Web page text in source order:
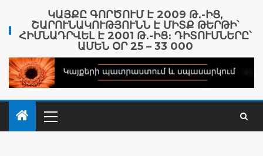
ԿԱՅՔԸ ԳՈՐԾՈՒՄ Է 2009 Թ․-ԻՑ,
ՇԱՐՈՒՆԱԿՈՒԹՅՈՒՆՆ Է ՄԻՏՔ ԹԵՐԹԻ՝
ՀԻՄՆԱԴՐՎԵԼ Է 2001 Թ․-ԻՑ։ ԴԻՏՈՒՄՆԵՐԸ՝
ԱՄԵՆ ՕՐ 25 – 33 000